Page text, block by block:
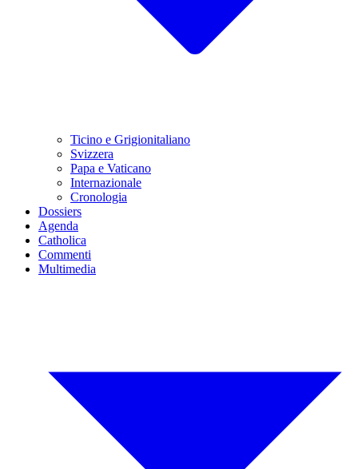
Ticino e Grigionitaliano
Svizzera
Papa e Vaticano
Internazionale
Cronologia
Dossiers
Agenda
Catholica
Commenti
Multimedia